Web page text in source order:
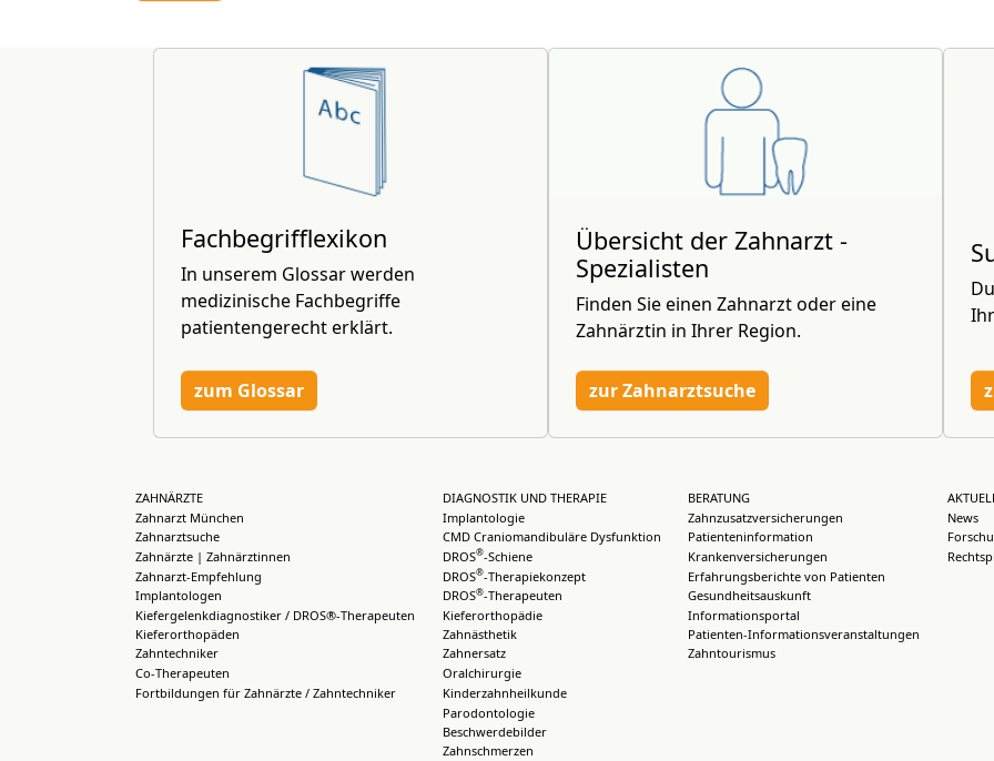
Fachbegrifflexikon
In unserem Glossar werden
medizinische Fachbegriffe
patientengerecht erklärt.
zum Glossar
Übersicht der Zahnarzt -
Spezialisten
Finden Sie einen Zahnarzt oder eine
Zahnärztin in Ihrer Region.
zur Zahnarztsuche
ZAHNÄRZTE
Zahnarzt München
Zahnarztsuche
Zahnärzte | Zahnärztinnen
Zahnarzt-Empfehlung
Implantologen
Kiefergelenkdiagnostiker / DROS®-Therapeuten
Kieferorthopäden
Zahntechniker
Co-Therapeuten
Fortbildungen für Zahnärzte / Zahntechniker
DIAGNOSTIK UND THERAPIE
Implantologie
CMD Craniomandibuläre Dysfunktion
DROS®-Schiene
DROS®-Therapiekonzept
DROS®-Therapeuten
Kieferorthopädie
Zahnästhetik
Zahnersatz
Oralchirurgie
Kinderzahnheilkunde
Parodontologie
Beschwerdebilder
Zahnschmerzen
BERATUNG
Zahnzusatzversicherungen
Patienteninformation
Krankenversicherungen
Erfahrungsberichte von Patienten
Gesundheitsauskunft
Informationsportal
Patienten-Informationsveranstaltungen
Zahntourismus
News